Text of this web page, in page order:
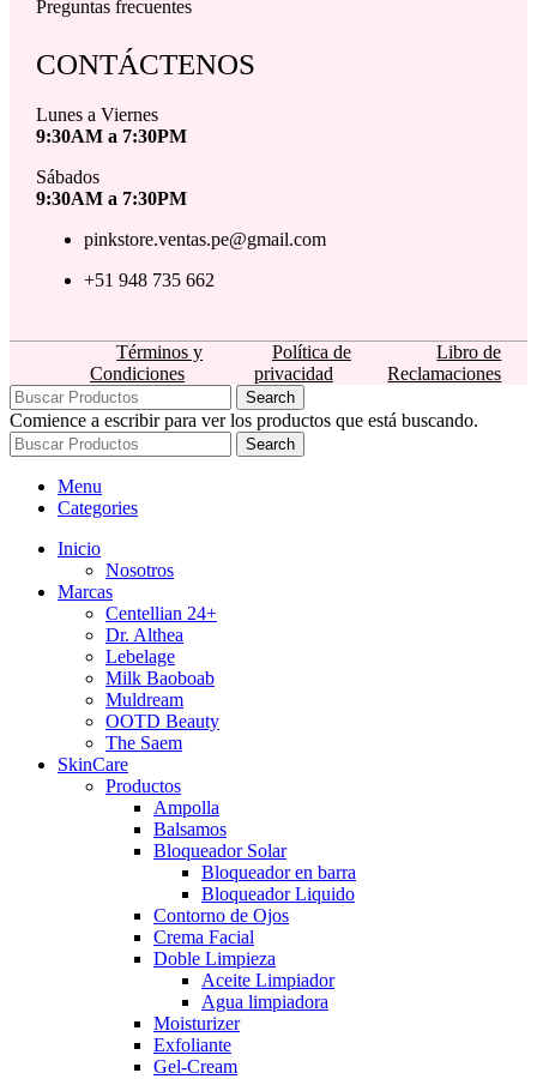
Preguntas frecuentes
CONTÁCTENOS
Lunes a Viernes
9:30AM a 7:30PM
Sábados
9:30AM a 7:30PM
pinkstore.ventas.pe@gmail.com
+51 948 735 662
Términos y
Condiciones
Política de
privacidad
Libro de
Reclamaciones
Search
Comience a escribir para ver los productos que está buscando.
Search
Menu
Categories
Inicio
Nosotros
Marcas
Centellian 24+
Dr. Althea
Lebelage
Milk Baoboab
Muldream
OOTD Beauty
The Saem
SkinCare
Productos
Ampolla
Balsamos
Bloqueador Solar
Bloqueador en barra
Bloqueador Liquido
Contorno de Ojos
Crema Facial
Doble Limpieza
Aceite Limpiador
Agua limpiadora
Moisturizer
Exfoliante
Gel-Cream